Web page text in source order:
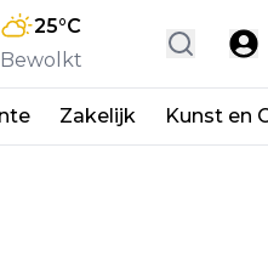
25°C
Bewolkt
Zakelijk Kunst en